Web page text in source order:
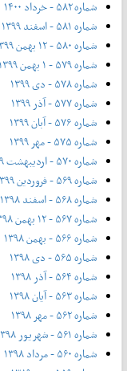
شماره ۵۸۲ - خرداد ۱۴۰۰
شماره ۵۸۱ - اسفند ۱۳۹۹
شماره ۵۸۰ - ۱۲ بهمن ۱۳۹۹
شماره ۵۷۹ - ۱ بهمن ۱۳۹۹
شماره ۵۷۸ - دی ۱۳۹۹
شماره ۵۷۷ - آذر ۱۳۹۹
شماره ۵۷۶ - آبان ۱۳۹۹
شماره ۵۷۵ - مهر ۱۳۹۹
شماره ۵۷۰ - اردیبهشت ۱۳۹۹
شماره ۵۶۹ - فروردین ۱۳۹۹
شماره ۵۶۸ - اسفند ۱۳۹۸
شماره ۵۶۷ - ۱۲ بهمن ۱۳۹۸
شماره ۵۶۶ - بهمن ۱۳۹۸
شماره ۵۶۵ - دی ۱۳۹۸
شماره ۵۶۴ - آذر ۱۳۹۸
شماره ۵۶۳ - آیان ۱۳۹۸
شماره ۵۶۲ - مهر ۱۳۹۸
شماره ۵۶۱ - شهریور ۱۳۹۸
شماره ۵۶۰ - مرداد ۱۳۹۸